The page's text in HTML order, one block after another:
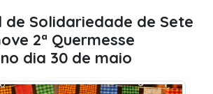
de Solidariedade de Sete
2ª Quermesse
dia 30 de maio